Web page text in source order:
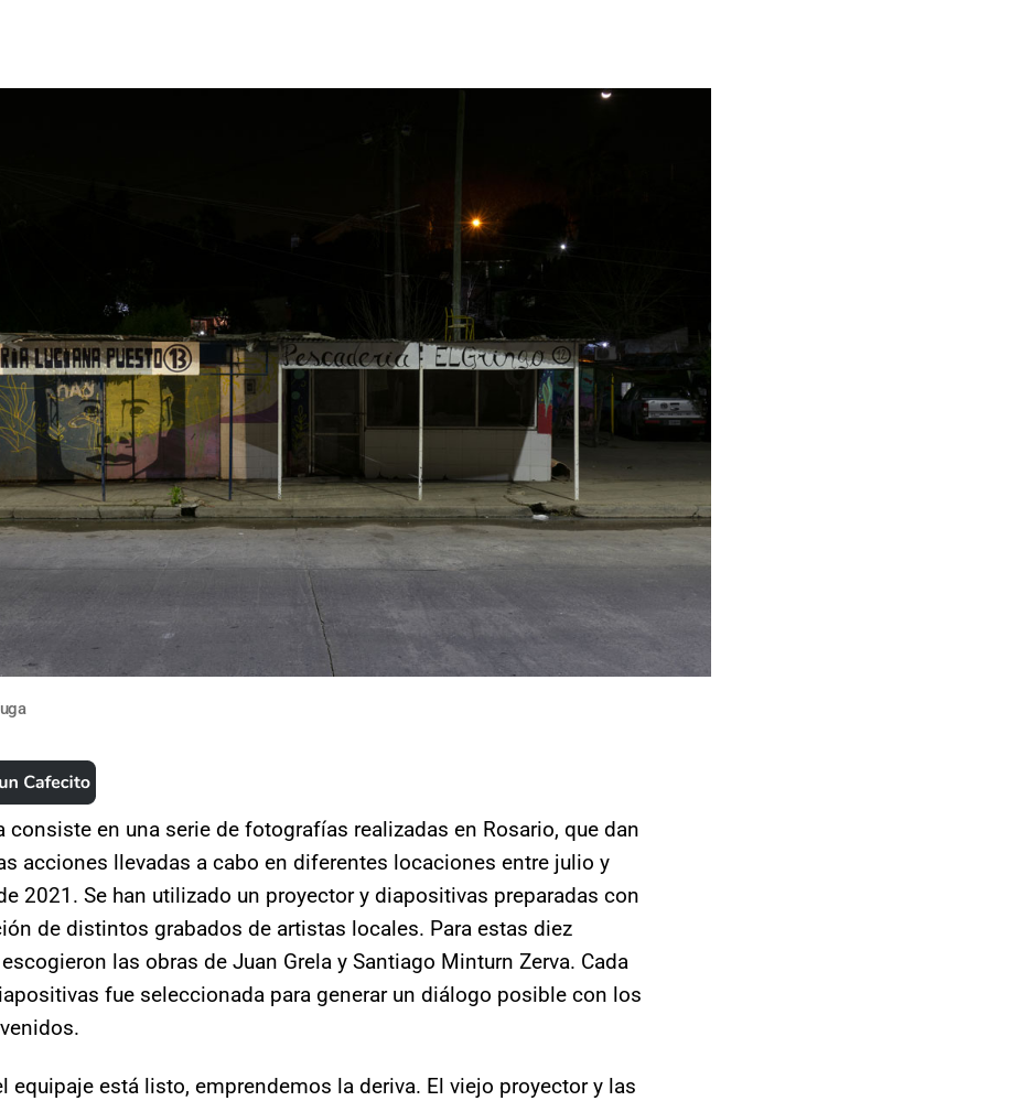
consiste en una serie de fotografías realizadas en Rosario, que dan
acciones llevadas a cabo en diferentes locaciones entre julio y
2021. Se han utilizado un proyector y diapositivas preparadas con
de distintos grabados de artistas locales. Para estas diez
las obras de Juan Grela y Santiago Minturn Zerva. Cada
fue seleccionada para generar un diálogo posible con los
equipaje está listo, emprendemos la deriva. El viejo proyector y las